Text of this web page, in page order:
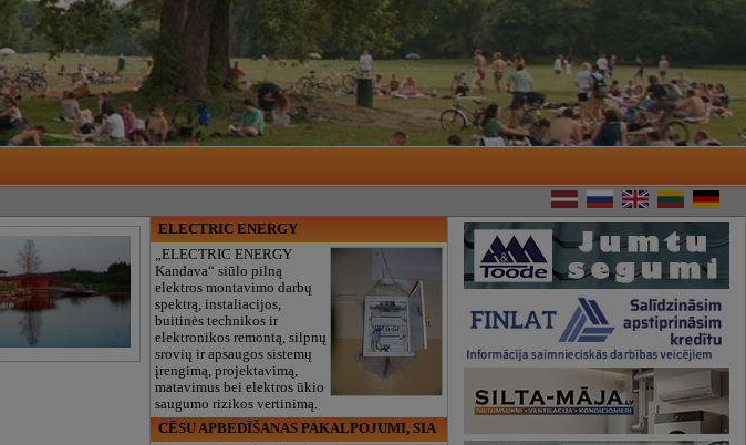
ELECTRIC ENERGY
„ELECTRIC ENERGY
Kandava“ siūlo pilną
elektros montavimo darbų
spektrą, instaliacijos,
buitinės technikos ir
elektronikos remontą, silpnų
srovių ir apsaugos sistemų
įrengimą, projektavimą,
matavimus bei elektros ūkio
saugumo rizikos vertinimą.
CĒSU APBEDĪŠANAS PAKALPOJUMI, SIA